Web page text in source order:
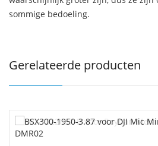
sommige bedoeling.
Gerelateerde producten